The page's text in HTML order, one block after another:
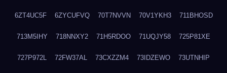
6ZT4UC5F 6ZYCUFVQ 70T7NVVN 70V1YKH3 711BHOSD
713M5IHY 718NNXY2 71H5RDOO 71UQJY58 725P81XE
727P972L 72FW37AL 73CXZZM4 73IDZEWO 73UTNHIP